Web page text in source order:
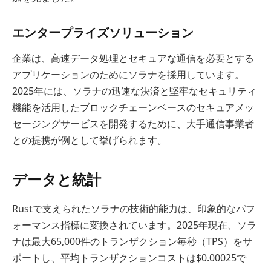
エンタープライズソリューション
企業は、高速データ処理とセキュアな通信を必要とする
アプリケーションのためにソラナを採用しています。
2025年には、ソラナの迅速な決済と堅牢なセキュリティ
機能を活用したブロックチェーンベースのセキュアメッ
セージングサービスを開発するために、大手通信事業者
との提携が例として挙げられます。
データと統計
Rustで支えられたソラナの技術的能力は、印象的なパフ
ォーマンス指標に変換されています。2025年現在、ソラ
ナは最大65,000件のトランザクション毎秒（TPS）をサ
ポートし、平均トランザクションコストは$0.00025で